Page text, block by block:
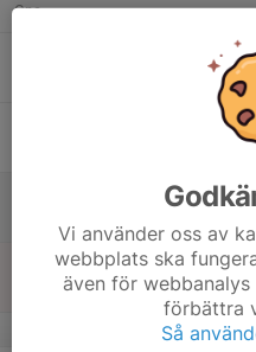
Ons
Vi använder oss av
webbplats ska
även för
förbättra
Så